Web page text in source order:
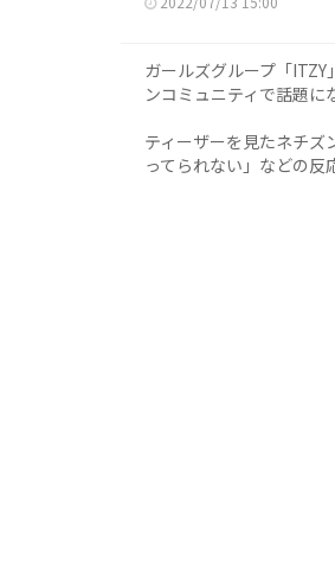
ガールズグループ「
ンコミュニティで話題に
ティーザーを見たネチ
ってられない」などの反